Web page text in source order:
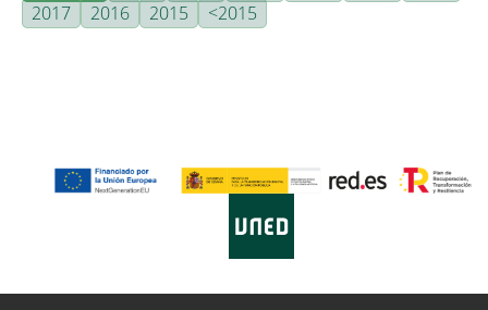
2017
2016 2015 <2015